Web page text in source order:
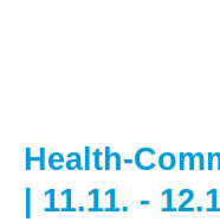
Health-
| 11.11. -